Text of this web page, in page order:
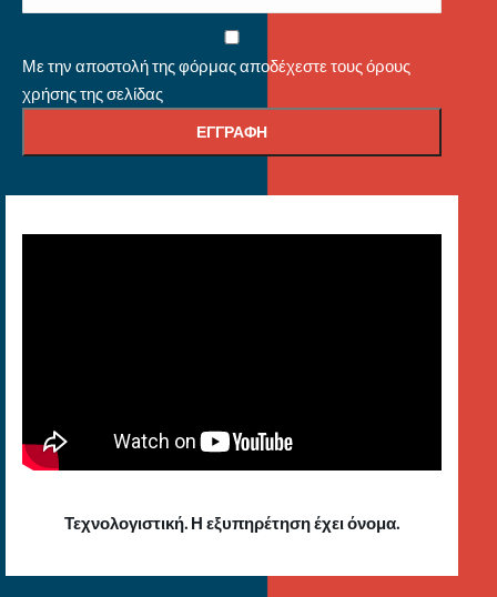
Με την αποστολή της φόρμας αποδέχεστε τους όρους
χρήσης της σελίδας
Τεχνολογιστική. Η εξυπηρέτηση έχει όνομα.